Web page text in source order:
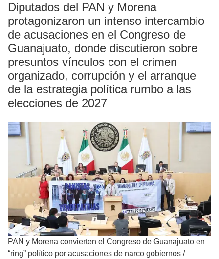
Diputados del PAN y Morena
protagonizaron un intenso intercambio
de acusaciones en el Congreso de
Guanajuato, donde discutieron sobre
presuntos vínculos con el crimen
organizado, corrupción y el arranque
de la estrategia política rumbo a las
elecciones de 2027
PAN y Morena convierten el Congreso de Guanajuato en
“ring” político por acusaciones de narco gobiernos /